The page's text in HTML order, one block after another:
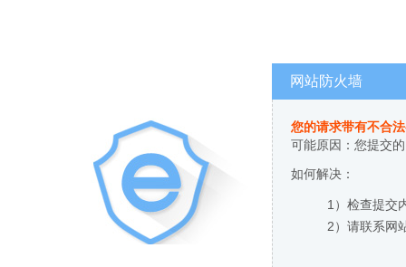
网站防火墙
您的请求带有不合
可能原因：您提交
如何解决：
1）检查提交
2）请联系网